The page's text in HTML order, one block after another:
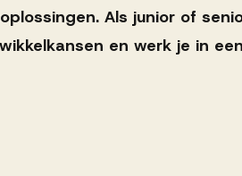
Als junior of
en werk je in